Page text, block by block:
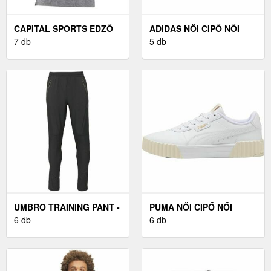
CAPITAL SPORTS EDZŐ
TRIKÓ, FÉRFI, S MÉRET,
7 db
ADIDAS NŐI CIPŐ NŐI
CIPŐ, FEKETE, MÉRET 40
5 db
UMBRO TRAINING PANT -
FÉRFI MELEGÍTŐ
6 db
PUMA NŐI CIPŐ NŐI
CIPŐ, FEHÉR, MÉRET 40
6 db